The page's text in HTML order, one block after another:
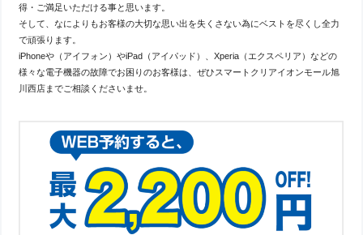
得・ご満足いただける事と思います。
そして、なによりもお客様の大切な思い出を失くさない為にベストを尽くし全力
で頑張ります。
iPhoneや（アイフォン）やiPad（アイパッド）、Xperia（エクスペリア）などの
様々な電子機器の故障でお困りのお客様は、ぜひスマートクリアイオンモール旭
川西店までご相談くださいませ。